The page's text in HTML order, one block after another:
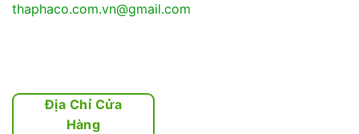
thaphaco.com.vn@gmail.com
Địa Chỉ Cửa
Hàng